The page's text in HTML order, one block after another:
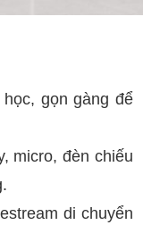
gọn gàng để
micro, đèn chiếu
di chuyển